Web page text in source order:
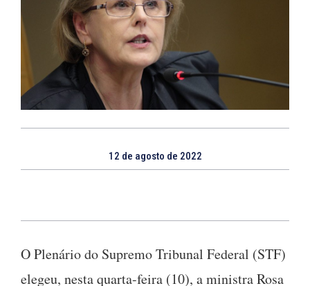
12 de agosto de 2022
O Plenário do Supremo Tribunal Federal (STF)
elegeu, nesta quarta-feira (10), a ministra Rosa